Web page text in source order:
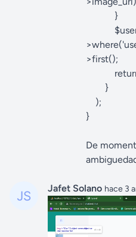
}
$user =
>first();
return
}
);
}
De
Jafet Solano hace 3